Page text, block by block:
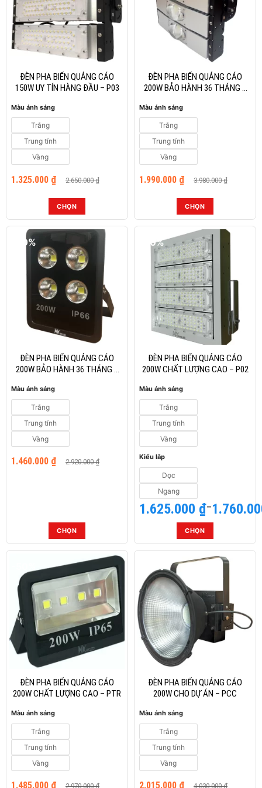
thể.
Các
tùy
chọn
thể
được
sản
phẩm
thể.
Các
tùy
chọn
thể
được
sản
phẩm
ĐÈN PHA BIỂN QUẢNG CÁO
150W UY TÍN HÀNG ĐẦU – P03
Màu ánh sáng
Trắng
Trung tính
Vàng
2.650.000₫
Giá
gốc
2.650.000 ₫.
1.325.000 ₫
Giá
hiện
1.325.000 ₫.
CHỌN
Sản
phẩm
này
có
nhiều
biến
thể.
Các
tùy
chọn
thể
được
sản
phẩm
ĐÈN PHA BIỂN QUẢNG CÁO
200W BẢO HÀNH 36 THÁNG –
Màu ánh sáng
Trắng
Trung tính
Vàng
3.980.000₫
Giá
gốc
3.980.000 ₫.
1.990.000 ₫
Giá
hiện
1.990.000 ₫.
CHỌN
Sản
phẩm
này
có
nhiều
biến
thể.
Các
tùy
chọn
có
thể
được
sản
phẩm
-50%
ĐÈN PHA BIỂN QUẢNG CÁO
200W BẢO HÀNH 36 THÁNG –
Màu ánh sáng
Trắng
Trung tính
Vàng
2.920.000₫
Giá
gốc
1.460.000 ₫
Giá
hiện
CHỌN
Sản
nhiều
biến
thể.
Các
tùy
chọn
thể
được
sản
phẩm
-50%
ĐÈN PHA BIỂN QUẢNG CÁO
200W CHẤT LƯỢNG CAO – P02
Màu ánh sáng
Trắng
Trung tính
Vàng
Kiểu lắp
Dọc
Ngang
1.625.000 ₫–
Khoảng
giá:
1.625.000 ₫
đến
1.760.000 ₫
CHỌN
Sản
phẩm
nhiều
biến
Các
tùy
thể
được
sản
phẩm
ĐÈN PHA BIỂN QUẢNG CÁO
200W CHẤT LƯỢNG CAO – PTR
Màu ánh sáng
Trắng
Trung tính
Vàng
2.970.000₫
Giá
1.485.000 ₫
Giá
-50%
ĐÈN PHA BIỂN QUẢNG CÁO
200W CHO DỰ ÁN – PCC
Màu ánh sáng
Trắng
Trung tính
Vàng
4.030.000₫
Giá
2.015.000 ₫
Giá